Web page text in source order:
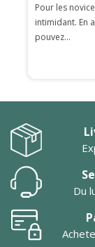
Pour les
intimidant. En
pouvez...
Du